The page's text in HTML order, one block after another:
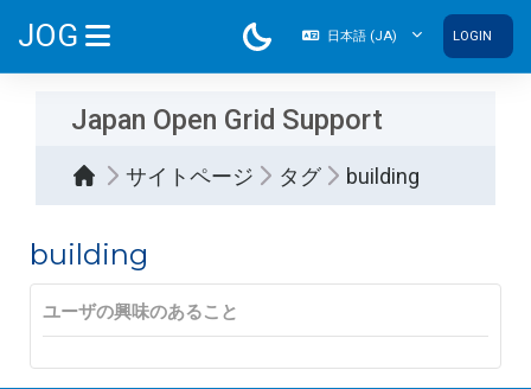
JOG 日本語 ‎(JA)‎ LOGIN
Japan Open Grid Support
サイトページ タグ building
building
ユーザの興味のあること